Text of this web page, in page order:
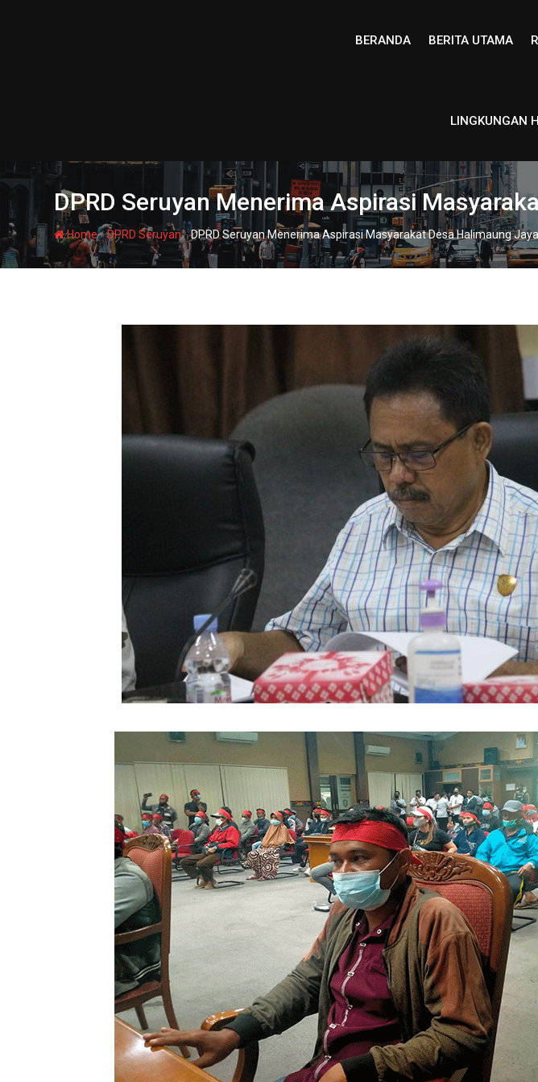
BERANDA BERITA UTAMA
LINGKUNGAN
DPRD Seruyan Menerima Aspirasi
Home-DPRD Seruyan-DPRD Seruyan Menerima Aspirasi Masyarakat Desa Halimaung